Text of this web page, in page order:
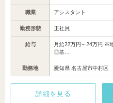
職業 アシスタント
勤務形態 正社員
給与
月給22万円～24万円 ※
◎基…
勤務地 愛知県 名古屋市中村区
詳細を見る